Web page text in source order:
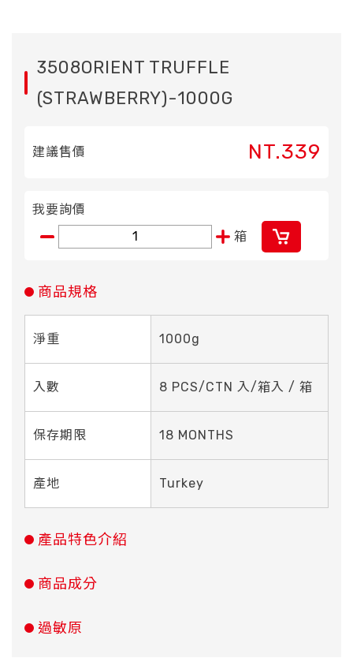
3508ORIENT TRUFFLE
(STRAWBERRY)-1000G
建議售價 NT.339
我要詢價
箱
商品規格
淨重 1000g
入數 8 PCS/CTN 入/箱入 / 箱
保存期限 18 MONTHS
產地 Turkey
產品特色介紹
商品成分
過敏原